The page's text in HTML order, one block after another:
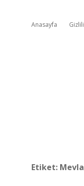
Anasayfa
Etiket: